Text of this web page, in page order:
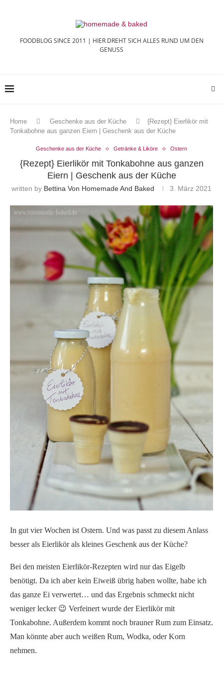
FOODBLOG SINCE 2011 | HIER DREHT SICH ALLES RUND UM DEN
GENUSS
Home Geschenke aus der Küche
{Rezept} Eierlikör mit
Tonkabohne aus ganzen Eiern | Geschenk aus der Küche
Geschenke aus der Küche Getränke & Liköre Ostern
{Rezept} Eierlikör mit Tonkabohne aus ganzen
Eiern | Geschenk aus der Küche
written by Bettina Von Homemade And Baked 3. März 2021
In gut vier Wochen ist Ostern. Und was passt zu diesem Anlass
besser als Eierlikör als kleines Geschenk aus der Küche?
Bei den meisten Eierlikör-Rezepten wird nur das Eigelb
benötigt. Da ich aber kein Eiweiß übrig haben wollte, habe ich
das ganze Ei verwertet… und das Ergebnis schmeckt nicht
weniger lecker 😉 Verfeinert wurde der Eierlikör mit
Tonkabohne. Außerdem kommt noch brauner Rum zum Einsatz.
Man könnte aber auch weißen Rum, Wodka, oder Korn
nehmen.